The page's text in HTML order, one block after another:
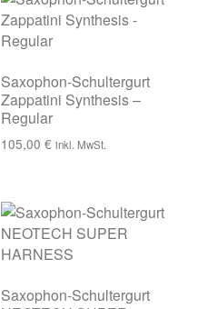
Saxophon-Schultergurt
Zappatini Synthesis –
Regular
105,00€ inkl. MwSt.
Saxophon-Schultergurt